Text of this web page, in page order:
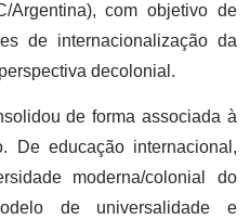
Argentina), com objetivo de
de internacionalização da
decolonial.
de forma associada à
De educação internacional,
moderna/colonial do
de universalidade e